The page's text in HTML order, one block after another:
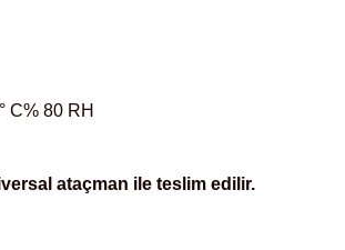
C% 80 RH
ataçman ile teslim edilir.